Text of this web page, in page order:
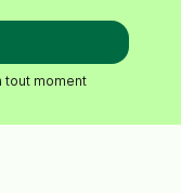
tout moment